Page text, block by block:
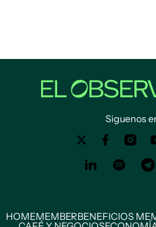
Siguenos
HOMEMEMBERBENEFICIOS